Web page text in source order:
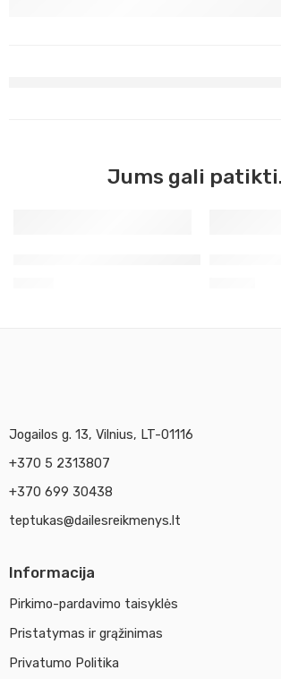
Jums gali
Jogailos g. 13, Vilnius, LT-01116
+370 5 2313807
+370 699 30438
teptukas@dailesreikmenys.lt
Informacija
Pirkimo-pardavimo taisyklės
Pristatymas ir grąžinimas
Privatumo Politika